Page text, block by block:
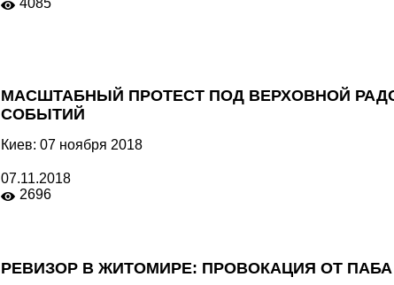
4085
МАСШТАБНЫЙ ПРОТЕСТ ПОД ВЕРХОВНОЙ
СОБЫТИЙ
Киев: 07 ноября 2018
07.11.2018
2696
РЕВИЗОР В ЖИТОМИРЕ: ПРОВОКАЦИЯ ОТ